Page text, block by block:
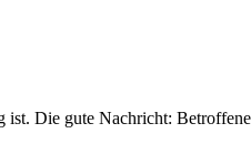
Die gute Nachricht: